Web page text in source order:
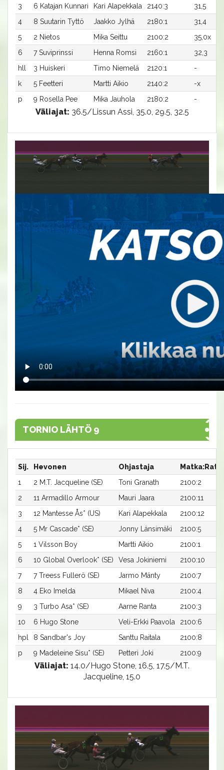
3
6 Katajan Kunnari Kari Alapekkala 2140:3 31,5
4
8 Suutarin Tyttö Jaakko Jylhä 2180:1 31,4
5
2 Nietos Mika Seittu 2100:2
35,0x
6
7 Suviprinssi Henna Romsi 2160:1
32,3
hll
3 Huiskeri Timo Niemelä 2120:1
-
k
5 Feetteri Martti Aikio 2140:2
-x
p
9 Rosella Pee Mika Jauhola 2180:2 -
Väliajat: 36.5/Lissun Assi, 35.0, 29.5, 32.5
TORNIO LÄHTÖ 9
Sij. Hevonen Ohjastaja
Matka:Rata
1
2 M.T. Jacqueline (SE) Toni Granath
2100:2
2
11 Armadillo Armour Mauri Jaara
2100:11
3
12 Mantesse Ås* (US) Kari Alapekkala
2100:12
4
5 Mr Cascade* (SE) Jonny Länsimäki
2100:5
5
1 Vilsson Boy Martti Aikio
2100:1
6
10 Global Overlook* (SE) Vesa Jokiniemi
2100:10
7
7 Treess Fullerö (SE) Jarmo Mänty
2100:7
8
4 Eko Imelda Mikael Niva
2100:4
9
3 Turbo Asa* (SE) Aarne Ranta
2100:3
10
6 Hugo Stone Veli-Erkki Paavola
2100:6
hpl
8 Sandbar's Joy Santtu Raitala
2100:8
p
9 Madeleine Sisu* (SE) Petteri Joki 2100:9
Väliajat: 14.0/Hugo Stone, 16.5, 17.5/M.T.
Jacqueline, 15.0